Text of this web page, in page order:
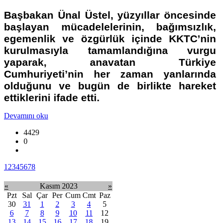
Başbakan Ünal Üstel, yüzyıllar öncesinde
başlayan mücadelelerinin, bağımsızlık,
egemenlik ve özgürlük içinde KKTC’nin
kurulmasıyla tamamlandığına vurgu
yaparak, anavatan Türkiye
Cumhuriyeti’nin her zaman yanlarında
olduğunu ve bugün de birlikte hareket
ettiklerini ifade etti.
Devamını oku
4429
0
1 2345678
« Kasım 2023
»
Pzt
Sal Çar Per Cum Cmt Paz
30
31 1 2 3 4
5
6
7 8 9 10 11
12